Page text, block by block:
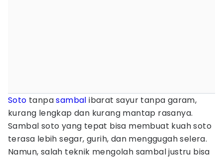
Soto tanpasambal ibarat sayur tanpa garam,
kurang lengkap dan kurang mantap rasanya.
Sambal soto yang tepat bisa membuat kuah soto
terasa lebih segar, gurih, dan menggugah selera.
Namun, salah teknik mengolah sambal justru bisa